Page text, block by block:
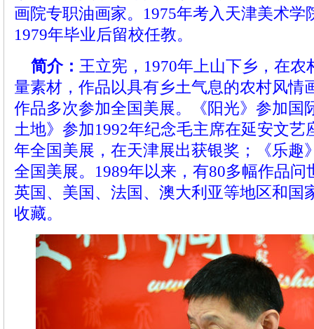
画院专职油画家。1975年考入天津美术学
1979年毕业后留校任教。
简介： 王立宪，1970年上山下乡，在
量素材，作品以具有乡土气息的农村风情
作品多次参加全国美展。《阳光》参加国
土地》参加1992年纪念毛主席在延安文艺
年全国美展，在天津展出获银奖；《乐趣
全国美展。1989年以来，有80多幅作品
英国、美国、法国、澳大利亚等地区和国
收藏。